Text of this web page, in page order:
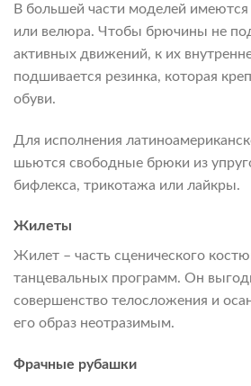
В большей части моделей имеются
или велюра. Чтобы брючины не
активных движений, к их
подшивается резинка, которая
обуви.
Для исполнения
шьются свободные брюки из
бифлекса, трикотажа или лайкры.
Жилеты
Жилет – часть сценического
танцевальных программ. Он
совершенство телосложения и
его образ неотразимым.
Фрачные рубашки